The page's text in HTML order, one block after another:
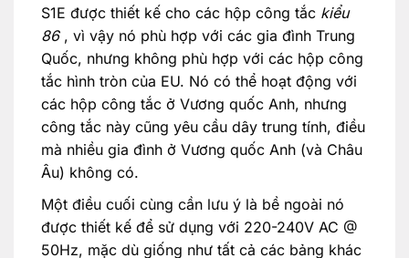
S1E được thiết kế cho các hộp công tắc kiểu
86, vì vậy nó phù hợp với các gia đình Trung
Quốc, nhưng không phù hợp với các hộp công
tắc hình tròn của EU. Nó có thể hoạt động với
các hộp công tắc ở Vương quốc Anh, nhưng
công tắc này cũng yêu cầu dây trung tính, điều
mà nhiều gia đình ở Vương quốc Anh (và Châu
Âu) không có.
Một điều cuối cùng cần lưu ý là bề ngoài nó
được thiết kế để sử dụng với 220-240V AC @
50Hz, mặc dù giống như tất cả các bảng khác